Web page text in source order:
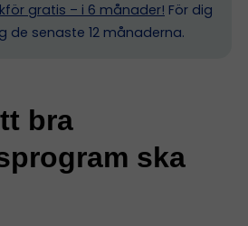
gratis – i 6 månader! För dig
senaste 12 månaderna.
bra
ska